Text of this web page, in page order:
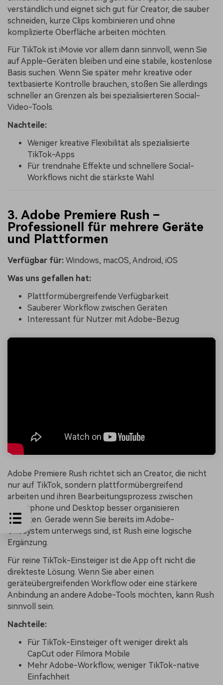
verständlich und eignet sich gut für Creator, die sauber
schneiden, kurze Clips kombinieren und ohne
komplizierte Oberfläche arbeiten möchten.
Für TikTok ist iMovie vor allem dann sinnvoll, wenn Sie
auf Apple-Geräten bleiben und eine stabile, kostenlose
Basis suchen. Wenn Sie später mehr kreative oder
textbasierte Kontrolle brauchen, stoßen Sie allerdings
schneller an Grenzen als bei spezialisierteren Social-
Video-Tools.
Nachteile:
Weniger kreative Flexibilität als spezialisierte
TikTok-Apps
Für trendnahe Effekte und schnellere Social-
Workflows nicht die stärkste Wahl
3. Adobe Premiere Rush –
Professionell für mehrere Geräte
und Plattformen
Verfügbar für: Windows, macOS, Android, iOS
Was uns gefallen hat:
Plattformübergreifende Verfügbarkeit
Sauberer Workflow zwischen Geräten
Interessant für Nutzer mit Adobe-Bezug
Adobe Premiere Rush richtet sich an Creator, die nicht
nur auf TikTok, sondern plattformübergreifend
arbeiten und ihren Bearbeitungsprozess zwischen
Smartphone und Desktop besser organisieren
möchten. Gerade wenn Sie bereits im Adobe-
Ökosystem unterwegs sind, ist Rush eine logische
Ergänzung.
Für reine TikTok-Einsteiger ist die App oft nicht die
direkteste Lösung. Wenn Sie aber einen
geräteübergreifenden Workflow oder eine stärkere
Anbindung an andere Adobe-Tools möchten, kann Rush
sinnvoll sein.
Nachteile:
Für TikTok-Einsteiger oft weniger direkt als
CapCut oder Filmora Mobile
Mehr Adobe-Workflow, weniger TikTok-native
Einfachheit